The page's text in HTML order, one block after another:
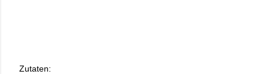
Zutaten: